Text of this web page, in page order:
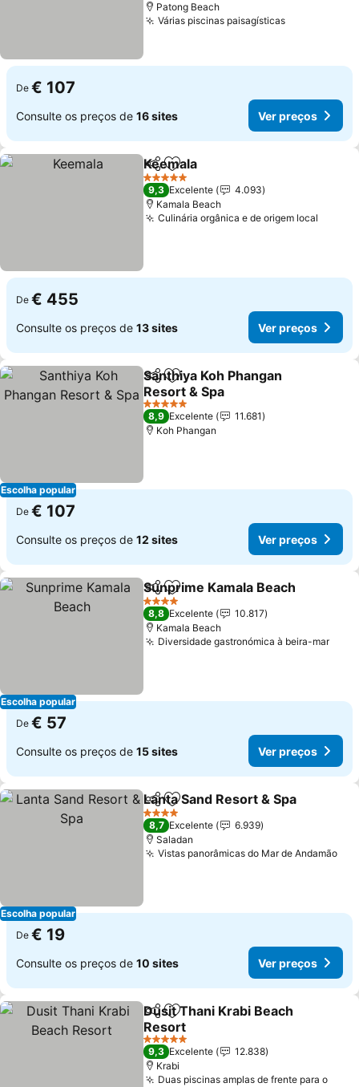
Patong Beach
Várias piscinas paisagísticasVer preços
De € 107
Consulte os preços de 16 sites Ver preços
PartilharAdicionar aos favoritos
Keemala
5 Estrelas
9,3 Excelente
4.093
Kamala Beach
Culinária orgânica e de origem local
De € 455
Consulte os preços de 13 sites Ver preços
Escolha popular
PartilharAdicionar aos favoritos
Santhiya Koh Phangan
Resort & Spa
Ver preços
5 Estrelas
8,9 Excelente
11.681
Koh Phangan
De € 107
Consulte os preços de 12 sites Ver preços
Escolha popular
PartilharAdicionar aos favoritos
Sunprime Kamala Beach
4 Estrelas
8,8 Excelente
10.817
Kamala Beach
Diversidade gastronómica à beira-marVer
De € 57
Consulte os preços de 15 sites Ver preços
Escolha popular
PartilharAdicionar aos favoritos
Lanta Sand Resort & Spa
4 Estrelas
8,7 Excelente
6.939
Saladan
Vistas panorâmicas do Mar de Andamão
De € 19
Consulte os preços de 10 sites Ver preços
PartilharAdicionar aos favoritos
Dusit Thani Krabi Beach
Resort
Ver preços
5 Estrelas
9,3 Excelente
12.838
Krabi
Duas piscinas amplas de frente para o